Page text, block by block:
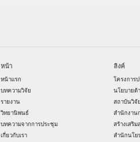
หน้า
หน้าแรก
บทความวิจัย
รายงาน
วิทยานิพนธ์
บทความจากการประชุม
เกี่ยวกับเรา
ลิงค์
โครงการ
นโยบายด้
สถาบันวิจั
สำนักงาน
สร้างเสริ
สำนักนโย